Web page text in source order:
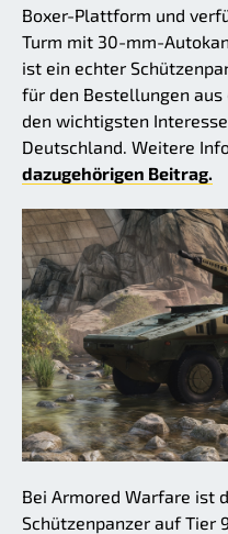
Boxer-Plattform und
Turm mit 30-mm-
ist ein echter
für den Bestellungen
den wichtigsten
Deutschland. Weitere
dazugehörigen Beitrag.
Bei Armored Warfare ist
Schützenpanzer auf Tier